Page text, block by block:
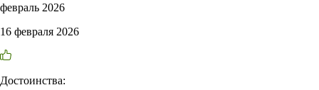
февраль 2026
16 февраля 2026
Достоинства: